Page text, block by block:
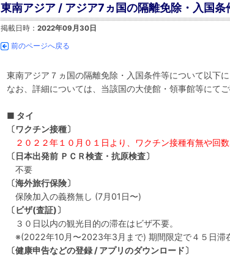
東南アジア / アジア7ヵ国の隔離免除・入国条
掲載日時： 2022年09月30日
前のページへ戻る
東南アジア７ヵ国の隔離免除・入国条件等について以下に
なお、詳細については、当該国の大使館・領事館等にてご
■ タイ
〔ワクチン接種〕
２０２２年１０月０１日より、ワクチン接種有無や回
〔日本出発前 ＰＣＲ検査・抗原検査〕
不要
〔海外旅行保険〕
保険加入の義務無し (7月01日〜)
〔ビザ(査証)〕
３０日以内の観光目的の滞在はビザ不要。
※(2022年10月〜2023年3月まで) 期間限定で４５日滞
〔健康申告などの登録 / アプリのダウンロード〕